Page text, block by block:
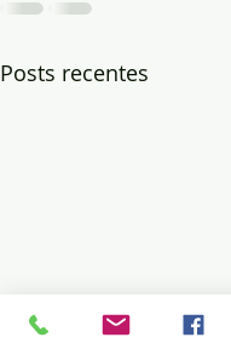
Posts recentes